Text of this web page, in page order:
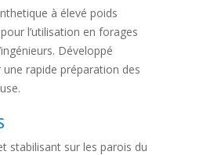
à élevé poids
l’utilisation en forages
Développé
rapide préparation des
stabilisant sur les parois du